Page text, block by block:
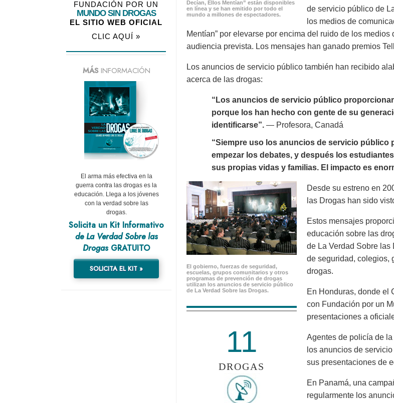
Decían, Ellos Mentían” están disponibles
en línea y se han emitido por todo el
mundo a millones de espectadores.
de servicio público de
los medios de
Mentían” por elevarse por encima del ruido de los
audiencia prevista. Los mensajes han ganado premios
Los anuncios de servicio público también han recibido
acerca de las drogas:
“Los anuncios de servicio público
porque los han hecho con gente de su
identificarse”. — Profesora, Canadá
“Siempre uso los anuncios de servicio público
empezar los debates, y después los
sus propias vidas y familias. El impacto es
El gobierno, fuerzas de seguridad,
escuelas, grupos comunitarios y otros
programas de prevención de drogas
utilizan los anuncios de servicio público
de La Verdad Sobre las Drogas.
11
DROGAS
Desde su estreno en
las Drogas han sido
Estos mensajes
educación sobre las
de La Verdad Sobre las
de seguridad, colegios,
drogas.
En Honduras, donde el
con Fundación por un
presentaciones a
Agentes de policía de
los anuncios de
sus presentaciones de
En Panamá, una
regularmente los
FUNDACIÓN POR UN
MUNDO SIN DROGAS
EL SITIO WEB OFICIAL
CLIC AQUÍ »
MÁSINFORMACIÓN
El arma más efectiva en la
guerra contra las drogas es la
educación. Llega a los jóvenes
con la verdad sobre las
drogas.
Solicita un Kit Informativo
de La Verdad Sobre las
DrogasGRATUITO
SOLICITA EL KIT »